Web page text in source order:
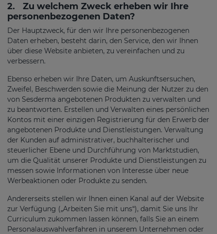
2.
Zu welchem Zweck erheben wir Ihre
personenbezogenen Daten?
Der Hauptzweck, für den wir Ihre personenbezogenen
Daten erheben, besteht darin, den Service, den wir Ihnen
über diese Website anbieten, zu vereinfachen und zu
verbessern.
Ebenso erheben wir Ihre Daten, um Auskunftsersuchen,
Zweifel, Beschwerden sowie die Meinung der Nutzer zu den
von Sesderma angebotenen Produkten zu verwalten und
zu beantworten. Erstellen und Verwalten eines persönlichen
Kontos mit einer einzigen Registrierung für den Erwerb der
angebotenen Produkte und Dienstleistungen. Verwaltung
der Kunden auf administrativer, buchhalterischer und
steuerlicher Ebene und Durchführung von Marktstudien,
um die Qualität unserer Produkte und Dienstleistungen zu
messen sowie Informationen von Interesse über neue
Werbeaktionen oder Produkte zu senden.
Andererseits stellen wir Ihnen einen Kanal auf der Website
zur Verfügung („Arbeiten Sie mit uns“), damit Sie uns Ihr
Curriculum zukommen lassen können, falls Sie an einem
Personalauswahlverfahren in unserem Unternehmen oder